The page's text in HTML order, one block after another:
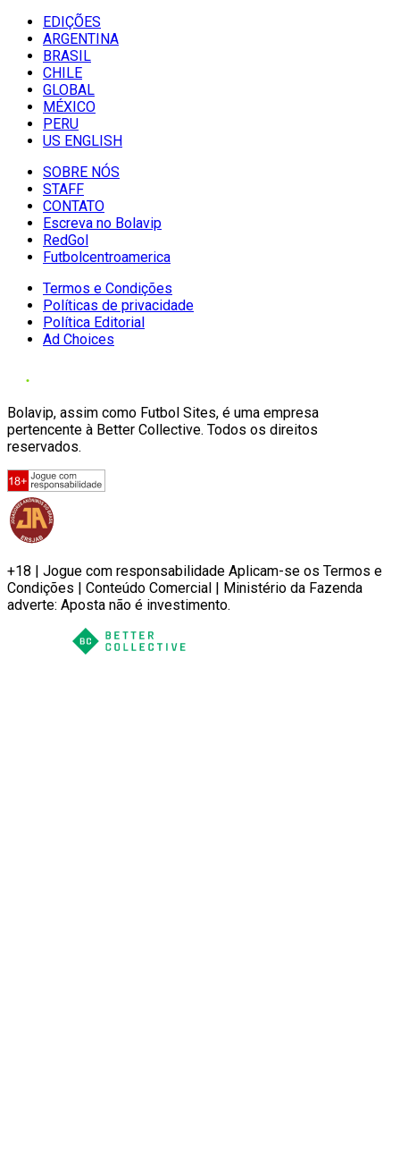
EDIÇÕES
ARGENTINA
BRASIL
CHILE
GLOBAL
MÉXICO
PERU
US ENGLISH
SOBRE NÓS
STAFF
CONTATO
Escreva no Bolavip
RedGol
Futbolcentroamerica
Termos e Condições
Políticas de privacidade
Política Editorial
Ad Choices
Bolavip, assim como Futbol Sites, é uma empresa
pertencente à Better Collective. Todos os direitos
reservados.
+18 | Jogue com responsabilidade Aplicam-se os Termos e
Condições | Conteúdo Comercial | Ministério da Fazenda
adverte: Aposta não é investimento.